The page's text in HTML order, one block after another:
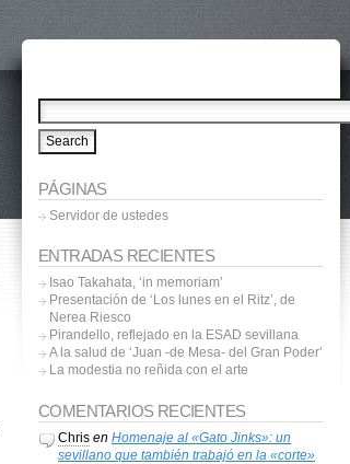
PÁGINAS
Servidor de ustedes
ENTRADAS RECIENTES
Isao Takahata, ‘in memoriam’
Presentación de ‘Los lunes en el Ritz’, de
Nerea Riesco
Pirandello, reflejado en la ESAD sevillana
A la salud de ‘Juan -de Mesa- del Gran Poder’
La modestia no reñida con el arte
COMENTARIOS RECIENTES
Chrisen Homenaje al «Gato Jinks»: un
sevillano que también trabajó en la «corte»